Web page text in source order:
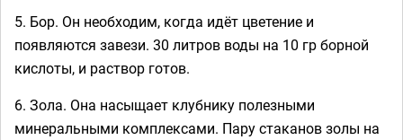
5. Бор. Он необходим, когда идёт цветение и
появляются завези. 30 литров воды на 10 гр борной
кислоты, и раствор готов.
6. Зола. Она насыщает клубнику полезными
минеральными комплексами. Пару стаканов золы на